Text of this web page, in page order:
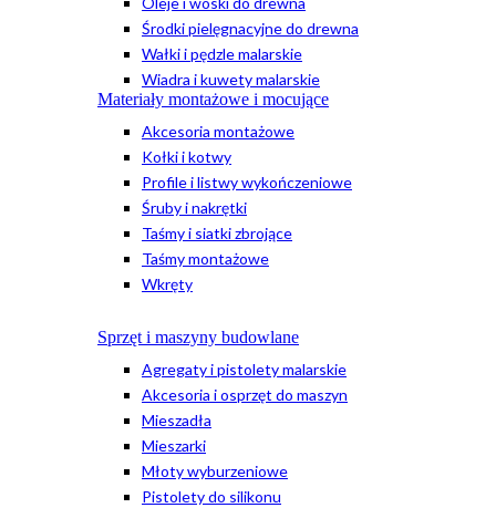
Środki pielęgnacyjne do drewna
Wałki i pędzle malarskie
Wiadra i kuwety malarskie
Materiały montażowe i mocujące
Akcesoria montażowe
Kołki i kotwy
Profile i listwy wykończeniowe
Śruby i nakrętki
Taśmy i siatki zbrojące
Taśmy montażowe
Wkręty
Sprzęt i maszyny budowlane
Agregaty i pistolety malarskie
Akcesoria i osprzęt do maszyn
Mieszadła
Mieszarki
Młoty wyburzeniowe
Pistolety do silikonu